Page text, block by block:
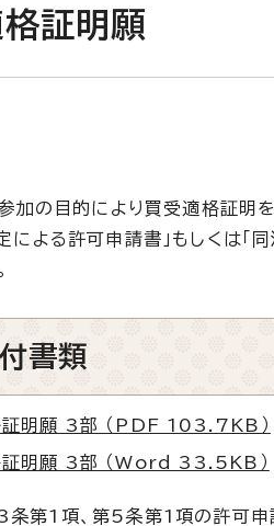
証明願
加の目的により買受適格証明
による許可申請書」もしくは
書類
証明願 3部 （PDF 103.7KB）
証明願 3部 （Word 33.5KB）
条第1項、第5条第1項の許可